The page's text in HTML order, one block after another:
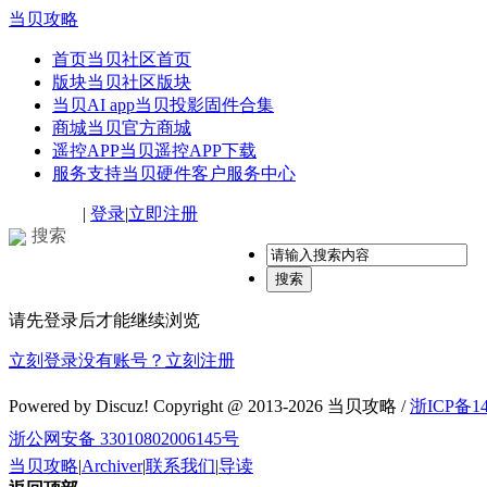
当贝攻略
首页当贝社区首页
版块当贝社区版块
当贝AI app当贝投影固件合集
商城当贝官方商城
遥控APP当贝遥控APP下载
服务支持当贝硬件客户服务中心
搜索
| 登录|立即注册
搜索
请先登录后才能继续浏览
立刻登录没有账号？立刻注册
Powered by Discuz! Copyright @ 2013-2026 当贝攻略 /浙ICP备
浙公网安备 33010802006145号
当贝攻略|Archiver|联系我们|导读